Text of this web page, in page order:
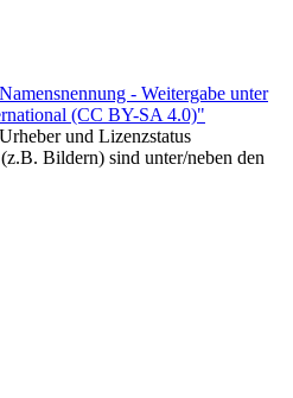
- Weitergabe unter
(CC BY-SA 4.0)"
und Lizenzstatus
Bildern) sind unter/neben den